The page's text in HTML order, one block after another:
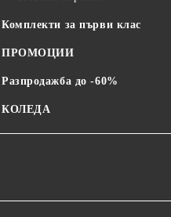
Комплекти за първи клас
ПРОМОЦИИ
Разпродажба до -60%
КОЛЕДА